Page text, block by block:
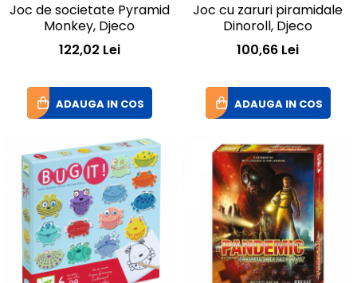
Joc de societate Pyramid
Monkey, Djeco
122,02 Lei
ADAUGA IN COS
Joc cu zaruri piramidale
Dinoroll, Djeco
100,66 Lei
ADAUGA IN COS